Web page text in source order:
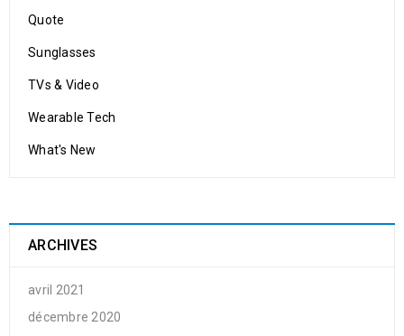
Quote
Sunglasses
TVs & Video
Wearable Tech
What's New
ARCHIVES
avril 2021
décembre 2020